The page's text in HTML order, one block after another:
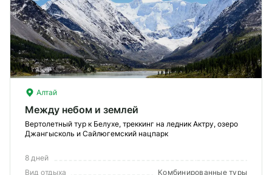
Алтай
Между небом и землей
Вертолетный тур к Белухе, треккинг на ледник Актру, озеро
Джангысколь и Сайлюгемский нацпарк
8 дней
Вид отдыха
Комбинированные туры